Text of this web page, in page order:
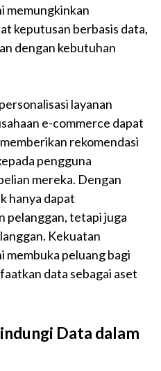
memungkinkan
keputusan berbasis data,
dengan kebutuhan
layanan
e-commerce dapat
rekomendasi
pengguna
mereka. Dengan
hanya dapat
pelanggan, tetapi juga
Kekuatan
peluang bagi
data sebagai aset
Data dalam